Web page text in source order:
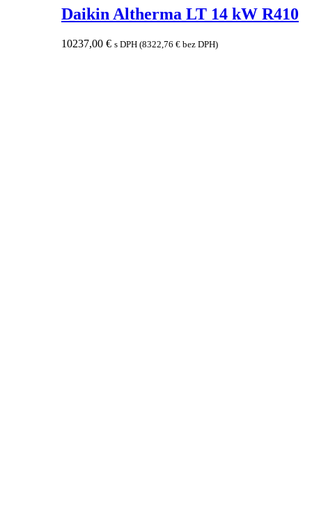
Daikin Altherma LT 14 kW R410
10237,00 € s DPH (8322,76 € bez DPH)